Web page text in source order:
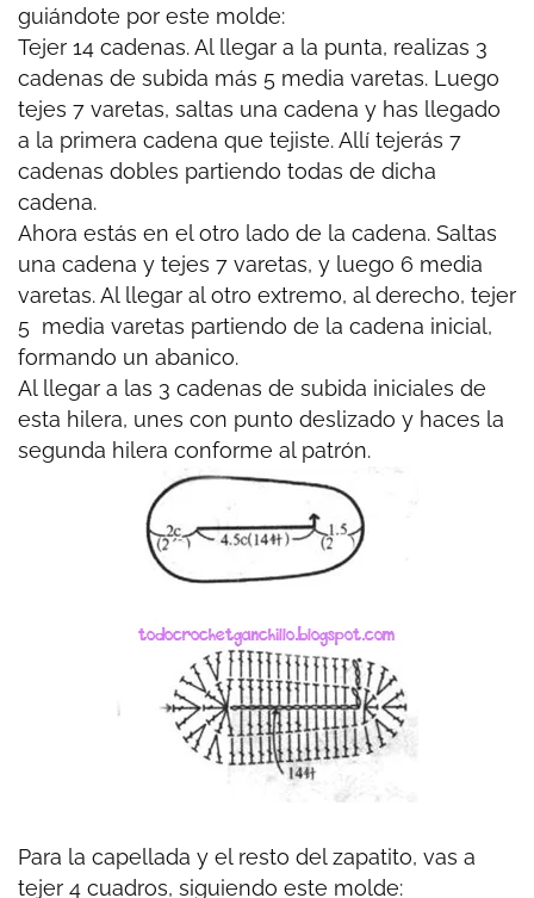
guiándote por este molde:
Tejer 14 cadenas. Al llegar a la punta, realizas 3
cadenas de subida más 5 media varetas. Luego
tejes 7 varetas, saltas una cadena y has llegado
a la primera cadena que tejiste. Allí tejerás 7
cadenas dobles partiendo todas de dicha
cadena.
Ahora estás en el otro lado de la cadena. Saltas
una cadena y tejes 7 varetas, y luego 6 media
varetas. Al llegar al otro extremo, al derecho, tejer
5 media varetas partiendo de la cadena inicial,
formando un abanico.
Al llegar a las 3 cadenas de subida iniciales de
esta hilera, unes con punto deslizado y haces la
segunda hilera conforme al patrón.
Para la capellada y el resto del zapatito, vas a
tejer 4 cuadros, siguiendo este molde: